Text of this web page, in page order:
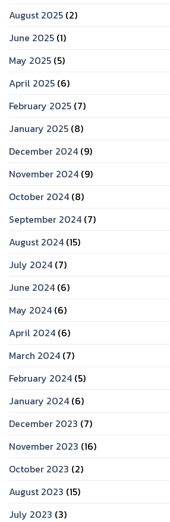
August 2025 (2)
June 2025 (1)
May 2025 (5)
April 2025 (6)
February 2025 (7)
January 2025 (8)
December 2024 (9)
November 2024 (9)
October 2024 (8)
September 2024 (7)
August 2024 (15)
July 2024 (7)
June 2024 (6)
May 2024 (6)
April 2024 (6)
March 2024 (7)
February 2024 (5)
January 2024 (6)
December 2023 (7)
November 2023 (16)
October 2023 (2)
August 2023 (15)
July 2023 (3)